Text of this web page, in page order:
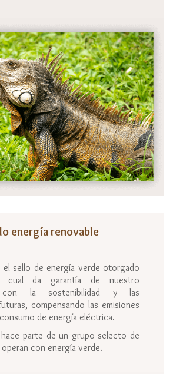
energía renovable
el sello de energía verde otorgado
cual da garantía de nuestro
con la sostenibilidad y las
compensando las emisiones
de energía eléctrica.
parte de un grupo selecto de
operan con energía verde.